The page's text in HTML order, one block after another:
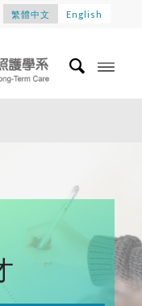
繁體中文 English